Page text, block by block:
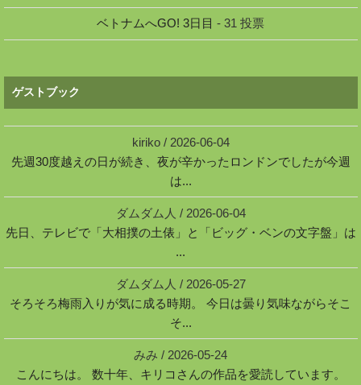
ベトナムへGO! 3日目 - 31 投票
ゲストブック
kiriko/ 2026-06-04
先週30度越えの日が続き、夜が辛かったロンドンでしたが今週
は...
ダムダム人 / 2026-06-04
先日、テレビで「大相撲の土俵」と「ビッグ・ベンの文字盤」は
...
ダムダム人 / 2026-05-27
そろそろ梅雨入りが気に成る時期。 今日は曇り気味ながらそこ
そ...
みみ / 2026-05-24
こんにちは。 数十年、キリコさんの作品を愛読しています。